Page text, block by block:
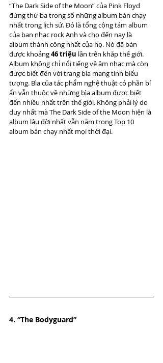
“The Dark Side of the Moon” của Pink Floyd
đứng thứ ba trong số những album bán chạy
nhất trong lịch sử. Đó là tổng cộng tám album
của ban nhạc rock Anh và cho đến nay là
album thành công nhất của họ. Nó đã bán
được khoảng 46 triệu lần trên khắp thế giới.
Album không chỉ nổi tiếng về âm nhạc mà còn
được biết đến với trang bìa mang tính biểu
tượng. Bìa của tác phẩm nghệ thuật có phần bí
ẩn vẫn thuộc về những bìa album được biết
đến nhiều nhất trên thế giới. Không phải lý do
duy nhất mà The Dark Side of the Moon hiện là
album lâu đời nhất vẫn nằm trong Top 10
album bán chạy nhất mọi thời đại.
4. “The Bodyguard”